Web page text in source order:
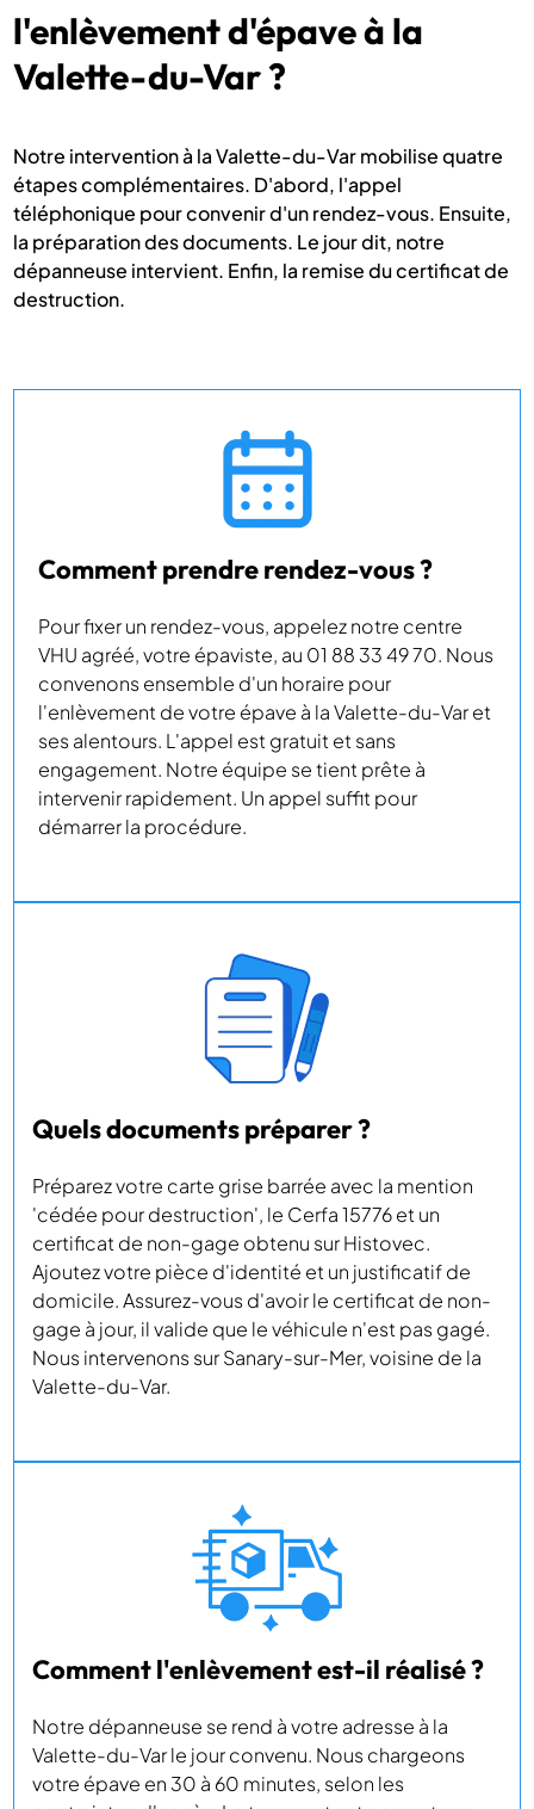
l'enlèvement d'épave à la
Valette-du-Var ?
Notre intervention à la Valette-du-Var mobilise quatre
étapes complémentaires. D'abord, l'appel
téléphonique pour convenir d'un rendez-vous. Ensuite,
la préparation des documents. Le jour dit, notre
dépanneuse intervient. Enfin, la remise du certificat de
destruction.
Comment prendre rendez-vous ?
Pour fixer un rendez-vous, appelez notre centre
VHU agréé, votre épaviste, au 01 88 33 49 70. Nous
convenons ensemble d'un horaire pour
l'enlèvement de votre épave à la Valette-du-Var et
ses alentours. L'appel est gratuit et sans
engagement. Notre équipe se tient prête à
intervenir rapidement. Un appel suffit pour
démarrer la procédure.
Quels documents préparer ?
Préparez votre carte grise barrée avec la mention
'cédée pour destruction', le Cerfa 15776 et un
certificat de non-gage obtenu sur Histovec.
Ajoutez votre pièce d'identité et un justificatif de
domicile. Assurez-vous d'avoir le certificat de non-
gage à jour, il valide que le véhicule n'est pas gagé.
Nous intervenons sur Sanary-sur-Mer, voisine de la
Valette-du-Var.
Comment l'enlèvement est-il réalisé ?
Notre dépanneuse se rend à votre adresse à la
Valette-du-Var le jour convenu. Nous chargeons
votre épave en 30 à 60 minutes, selon les